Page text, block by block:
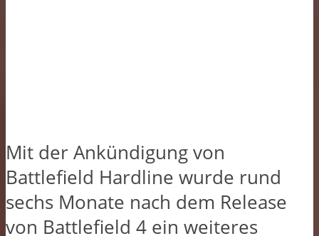
Mit der Ankündigung von
Battlefield Hardline wurde rund
sechs Monate nach dem Release
von Battlefield 4 ein weiteres